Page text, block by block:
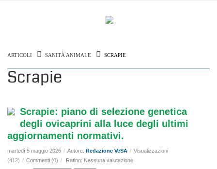
ARTICOLI SANITÀ ANIMALE SCRAPIE
Scrapie
Scrapie: piano di selezione genetica
degli ovicaprini alla luce degli ultimi
aggiornamenti normativi.
martedì 5 maggio 2026 / Autore: Redazione VeSA / Visualizzazioni
(412) / Commenti (0) / Rating: Nessuna valutazione